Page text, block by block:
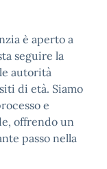
è aperto a
seguire la
autorità
di età. Siamo
e
offrendo un
passo nella